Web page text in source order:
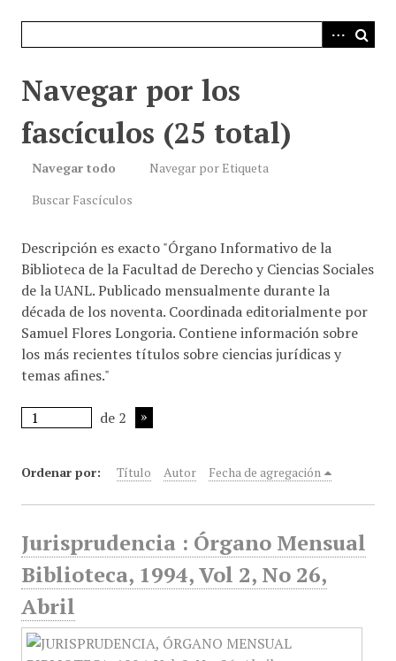
Navegar por los
fascículos (25 total)
Navegar todo
Navegar por Etiqueta
Buscar Fascículos
Descripción es exacto "Órgano Informativo de la
Biblioteca de la Facultad de Derecho y Ciencias Sociales
de la UANL. Publicado mensualmente durante la
década de los noventa. Coordinada editorialmente por
Samuel Flores Longoria. Contiene información sobre
los más recientes títulos sobre ciencias jurídicas y
temas afines."
de 2
Ordenar por: Título Autor Fecha de agregación
Jurisprudencia : Órgano Mensual
Biblioteca, 1994, Vol 2, No 26,
Abril